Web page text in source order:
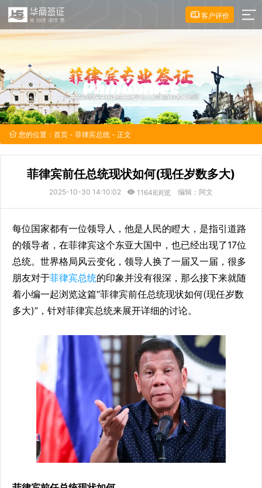
客户评价
您的位置： 首页 - 菲律宾总统 - 正文
菲律宾前任总统现状如何(现任岁数多大)
2025-10-30 14:10:02 11648浏览 编辑：阿文
每位国家都有一位领导人，他是人民的瞪大，是指引道路
的领导者，在菲律宾这个东亚大国中，也已经出现了17位
总统。世界格局风云变化，领导人换了一届又一届，很多
朋友对于菲律宾总统的印象并没有很深，那么接下来就随
着小编一起浏览这篇“菲律宾前任总统现状如何(现任岁数
多大)”，针对菲律宾总统来展开详细的讨论。